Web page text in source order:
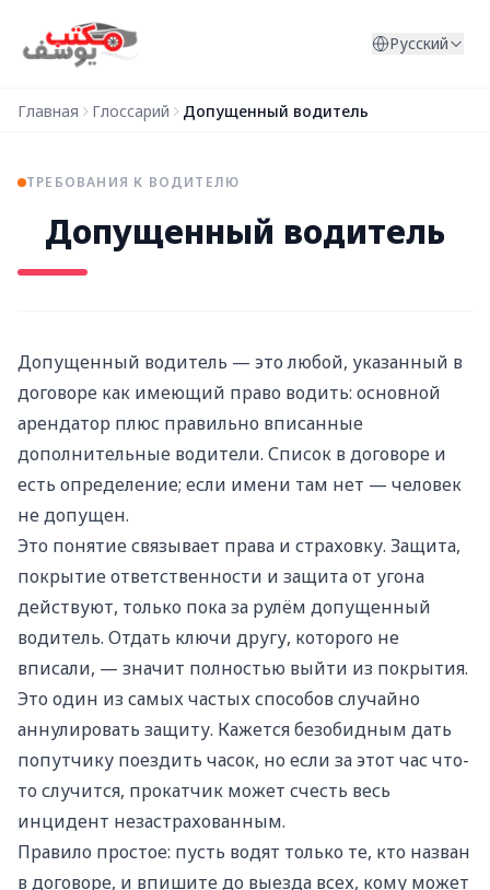
Русский
Главная Глоссарий Допущенный водитель
ТРЕБОВАНИЯ К ВОДИТЕЛЮ
Допущенный водитель
Допущенный водитель — это любой, указанный в
договоре как имеющий право водить: основной
арендатор плюс правильно вписанные
дополнительные водители. Список в договоре и
есть определение; если имени там нет — человек
не допущен.
Это понятие связывает права и страховку. Защита,
покрытие ответственности и защита от угона
действуют, только пока за рулём допущенный
водитель. Отдать ключи другу, которого не
вписали, — значит полностью выйти из покрытия.
Это один из самых частых способов случайно
аннулировать защиту. Кажется безобидным дать
попутчику поездить часок, но если за этот час что-
то случится, прокатчик может счесть весь
инцидент незастрахованным.
Правило простое: пусть водят только те, кто назван
в договоре, и впишите до выезда всех, кому может